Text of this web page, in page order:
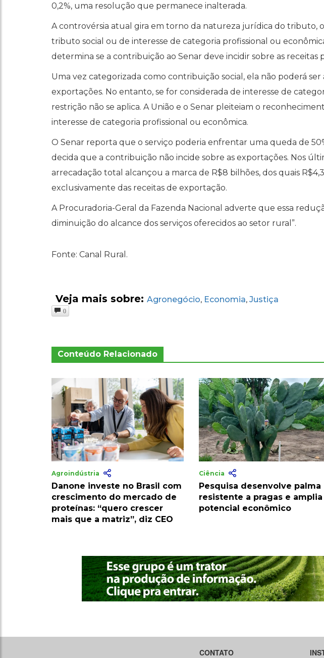
0,2%, uma resolução que permanece inalterada.
A controvérsia atual gira em torno da natureza jurídica do tributo,
tributo social ou de interesse de categoria profissional ou
determina se a contribuição ao Senar deve incidir sobre as receitas
Uma vez categorizada como contribuição social, ela não poderá
exportações. No entanto, se for considerada de interesse de
restrição não se aplica. A União e o Senar pleiteiam o
interesse de categoria profissional ou econômica.
O Senar reporta que o serviço poderia enfrentar uma queda de
decida que a contribuição não incide sobre as exportações. Nos
arrecadação total alcançou a marca de R$8 bilhões, dos quais
exclusivamente das receitas de exportação.
A Procuradoria-Geral da Fazenda Nacional adverte que essa
diminuição do alcance dos serviços oferecidos ao setor rural”.
Fonte: Canal Rural.
Veja mais sobre: Agronegócio, Economia, Justiça
0
Conteúdo Relacionado
Agroindústria
Danone investe no Brasil com
crescimento do mercado de
proteínas: “quero crescer
mais que a matriz”, diz CEO
Ciência
Pesquisa desenvolve palma
resistente a pragas e amplia
potencial econômico
CONTATO